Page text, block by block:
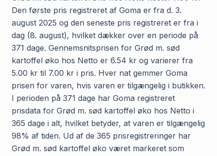
Den første pris registreret af Goma er fra d. 3.
august 2025 og den seneste pris registreret er fra i
dag (8. august), hvilket dækker over en periode på
371 dage. Gennemsnitsprisen for Grød m. sød
kartoffel øko hos Netto er 6.54 kr og varierer fra
5.00 kr til 7.00 kr i pris. Hver nat gemmer Goma
prisen for varen, hvis varen er tilgængelig i butikken.
I perioden på 371 dage har Goma registreret
prisdata for Grød m. sød kartoffel øko hos Netto i
365 dage i alt, hvilket betyder, at varen er tilgængelig
98% af tiden. Ud af de 365 prisregistreringer har
Grød m. sød kartoffel øko været markeret som